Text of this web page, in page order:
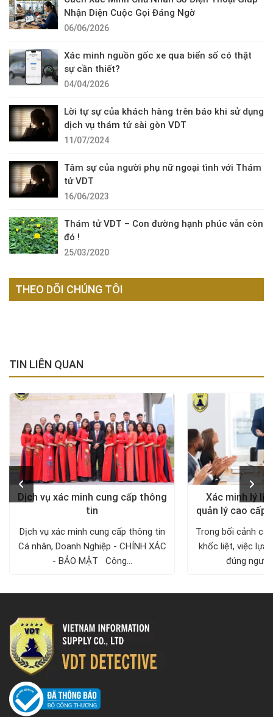
Nhận Diện Cuộc Gọi Đáng Ngờ
06/06/2026
Xác minh nguồn gốc xe qua biển số có thật
sự cần thiết?
04/04/2026
Lời tự sự của khách hàng trên báo khi sử dụng
dịch vụ thám tử sài gòn VDT
11/07/2024
Tâm sự của người phụ nữ ngoại tình với Thám
tử VDT
16/06/2023
Thám tử VDT – Con đường hạnh phúc vẫn còn
đó !
25/03/2020
THEO DÕI CHÚNG TÔI
TIN LIÊN QUAN
Dịch vụ xác minh cung cấp thông
tin
Dịch vụ xác minh cung cấp thông tin
Cá nhân, Doanh Nghiệp - CHÍNH XÁC
- BẢO MẬT Công...
Xác minh lý
quản lý cao cấp
Trong bối cảnh
khốc liệt, việc lựa
đúng